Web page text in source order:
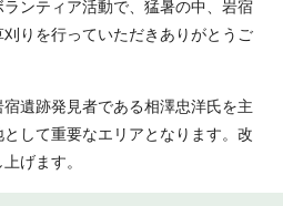
ンティア活動で、猛暑の中、岩宿
りを行っていただきありがとうご
遺跡発見者である相澤忠洋氏を主
して重要なエリアとなります。改
げます。